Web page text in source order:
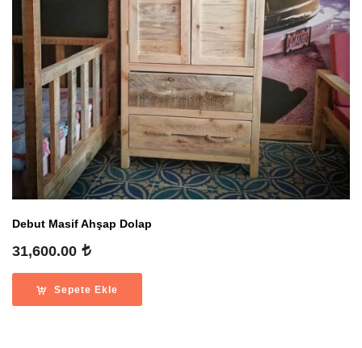
Debut Masif Ahşap Dolap
31,600.00
Sepete Ekle